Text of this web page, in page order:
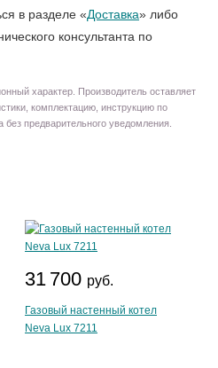
в разделе «Доставка» либо
консультанта по
характер. Производитель оставляет
комплектацию, инструкцию по
предварительного уведомления.
31 700 руб.
Газовый настенный котел
Neva Lux 7211